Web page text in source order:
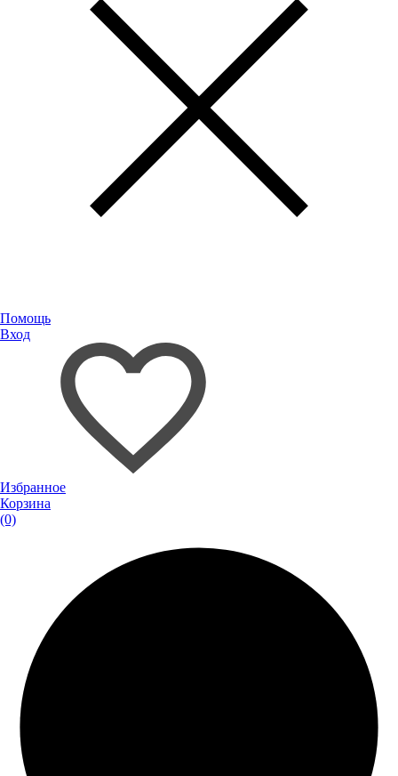
Помощь
Вход
Избранное
Корзина
(0)